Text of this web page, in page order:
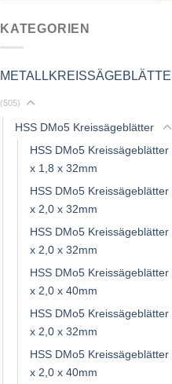
KATEGORIEN
(505)
HSS DMo5 Kreissägeblätter
HSS DMo5 Kreissägeblätter
x 1,8 x 32mm
HSS DMo5 Kreissägeblätter
x 2,0 x 32mm
HSS DMo5 Kreissägeblätter
x 2,0 x 32mm
HSS DMo5 Kreissägeblätter
x 2,0 x 40mm
HSS DMo5 Kreissägeblätter
x 2,0 x 32mm
HSS DMo5 Kreissägeblätter
x 2,0 x 40mm